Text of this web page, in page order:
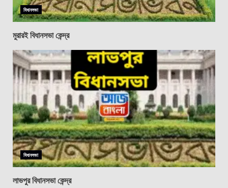
বিধানসভা
মুরারই বিধানসভা কেন্দ্র
বিধানসভা
লাভপুর বিধানসভা কেন্দ্র